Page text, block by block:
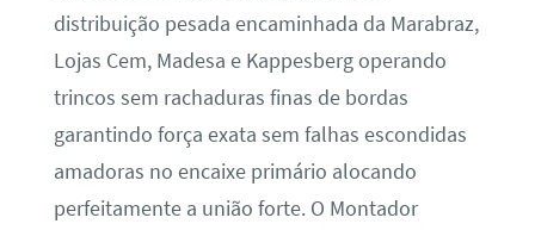
distribuição pesada encaminhada da Marabraz,
Lojas Cem, Madesa e Kappesberg operando
trincos sem rachaduras finas de bordas
garantindo força exata sem falhas escondidas
amadoras no encaixe primário alocando
perfeitamente a união forte. O Montador